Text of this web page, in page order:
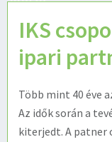
IKS
ipari
Több mint 40 éve
Az idők során a
kiterjedt. A patner